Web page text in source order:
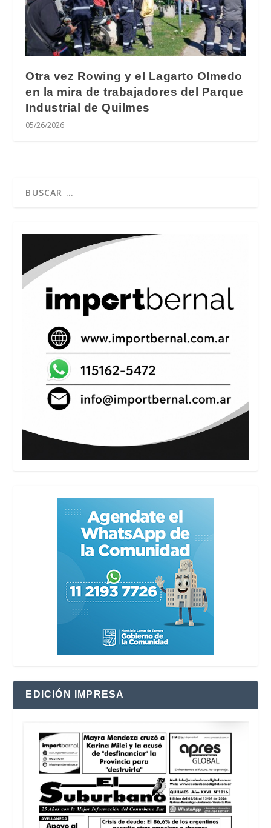
Otra vez Rowing y el Lagarto Olmedo
en la mira de trabajadores del Parque
Industrial de Quilmes
05/26/2026
EDICIÓN IMPRESA